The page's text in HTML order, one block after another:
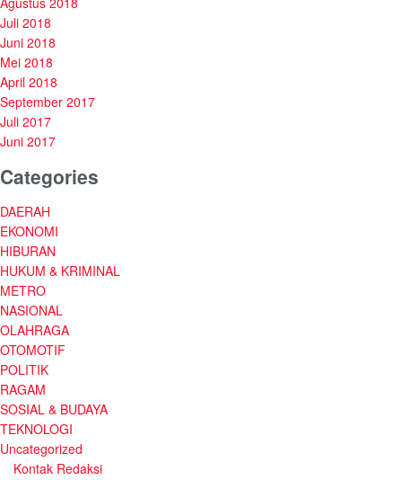
Juli 2018
Juni 2018
Mei 2018
April 2018
September 2017
Juli 2017
Juni 2017
Categories
DAERAH
EKONOMI
HIBURAN
HUKUM & KRIMINAL
METRO
NASIONAL
OLAHRAGA
OTOMOTIF
POLITIK
RAGAM
SOSIAL & BUDAYA
TEKNOLOGI
Uncategorized
Kontak Redaksi